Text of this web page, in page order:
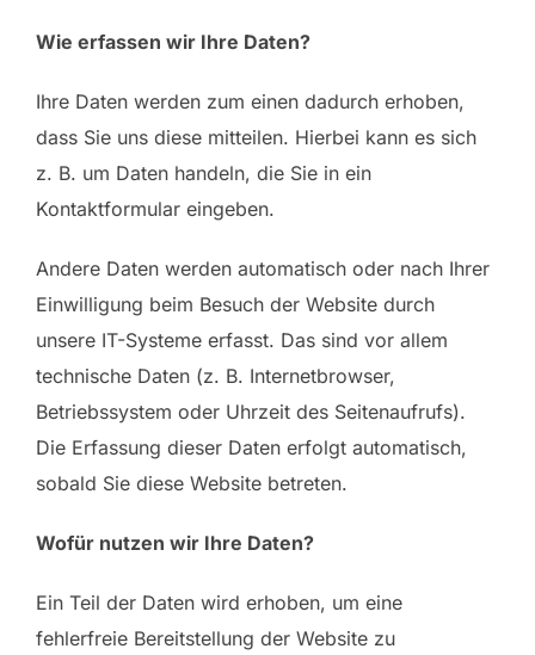
Wie erfassen wir Ihre Daten?
Ihre Daten werden zum einen dadurch erhoben,
dass Sie uns diese mitteilen. Hierbei kann es sich
z. B. um Daten handeln, die Sie in ein
Kontaktformular eingeben.
Andere Daten werden automatisch oder nach Ihrer
Einwilligung beim Besuch der Website durch
unsere IT-Systeme erfasst. Das sind vor allem
technische Daten (z. B. Internetbrowser,
Betriebssystem oder Uhrzeit des Seitenaufrufs).
Die Erfassung dieser Daten erfolgt automatisch,
sobald Sie diese Website betreten.
Wofür nutzen wir Ihre Daten?
Ein Teil der Daten wird erhoben, um eine
fehlerfreie Bereitstellung der Website zu